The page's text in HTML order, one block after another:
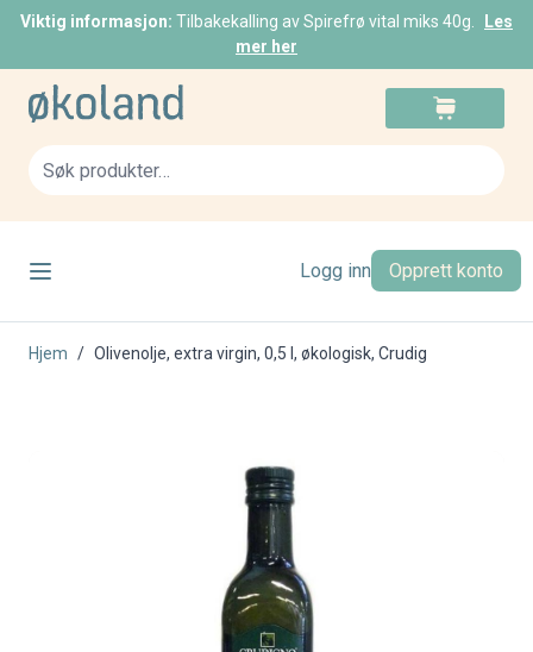
Viktig informasjon: Tilbakekalling av Spirefrø vital miks 40g.
Les
mer her
Skip to Content
Logg inn Opprett konto
Hjem / Olivenolje, extra virgin, 0,5 l, økologisk, Crudig